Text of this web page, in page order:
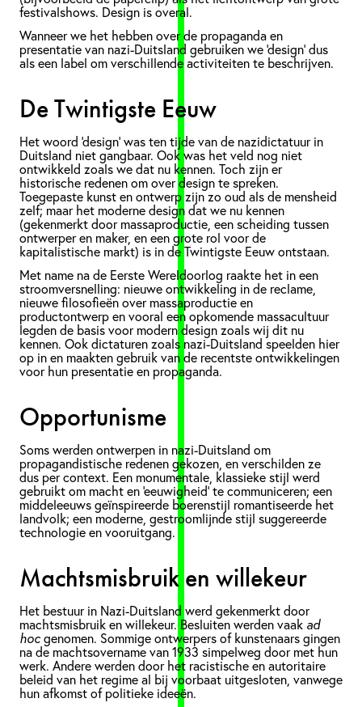
festivalshows. Design is overal.
Wanneer we het hebben over de propaganda en
presentatie van nazi-Duitsland gebruiken we ‘design’ dus
als een label om verschillende activiteiten te beschrijven.
De Twintigste Eeuw
Het woord ‘design’ was ten tijde van de nazidictatuur in
Duitsland niet gangbaar. Ook was het veld nog niet
ontwikkeld zoals we dat nu kennen. Toch zijn er
historische redenen om over design te spreken.
Toegepaste kunst en ontwerp zijn zo oud als de mensheid
zelf; maar het moderne design dat we nu kennen
(gekenmerkt door massaproductie, een scheiding tussen
ontwerper en maker, en een grote rol voor de
kapitalistische markt) is in de Twintigste Eeuw ontstaan.
Met name na de Eerste Wereldoorlog raakte het in een
stroomversnelling: nieuwe ontwikkeling in de reclame,
nieuwe filosofieën over massaproductie en
productontwerp en vooral een opkomende massacultuur
legden de basis voor modern design zoals wij dit nu
kennen. Ook dictaturen zoals nazi-Duitsland speelden hier
op in en maakten gebruik van de recentste ontwikkelingen
voor hun presentatie en propaganda.
Opportunisme
Soms werden ontwerpen in nazi-Duitsland om
propagandistische redenen gekozen, en verschilden ze
dus per context. Een monumentale, klassieke stijl werd
gebruikt om macht en ‘eeuwigheid’ te communiceren; een
middeleeuws geïnspireerde boerenstijl romantiseerde het
landvolk; een moderne, gestroomlijnde stijl suggereerde
technologie en vooruitgang.
Machtsmisbruik en willekeur
Het bestuur in Nazi-Duitsland werd gekenmerkt door
machtsmisbruik en willekeur. Besluiten werden vaak ad
hocgenomen. Sommige ontwerpers of kunstenaars gingen
na de machtsovername van 1933 simpelweg door met hun
werk. Andere werden door het racistische en autoritaire
beleid van het regime al bij voorbaat uitgesloten, vanwege
hun afkomst of politieke ideeën.